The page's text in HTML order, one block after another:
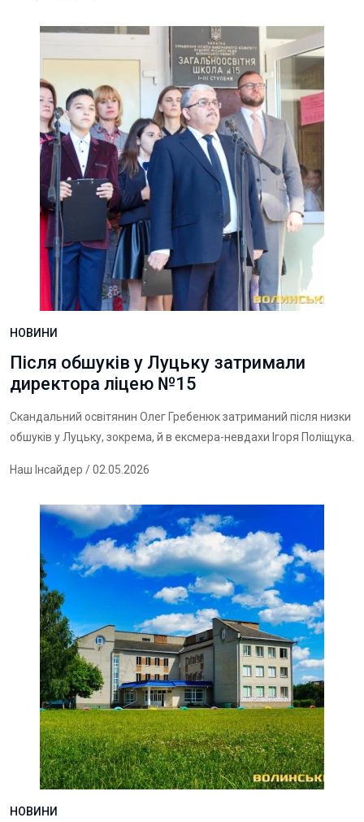
НОВИНИ
Після обшуків у Луцьку затримали
директора ліцею №15
Скандальний освітянин Олег Гребенюк затриманий після низки
обшуків у Луцьку, зокрема, й в ексмера-невдахи Ігоря Поліщука.
Наш Інсайдер / 02.05.2026
НОВИНИ